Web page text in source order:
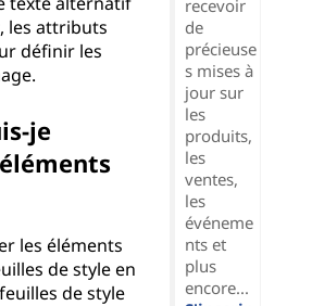
les attributs
définir les
je
les éléments
de style en
de style
recevoir
de
précieuse
s mises à
jour sur
les
produits,
les
ventes,
les
événeme
nts et
plus
encore...